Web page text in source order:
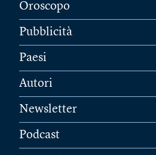
Oroscopo
Pubblicità
Paesi
Autori
Newsletter
Podcast